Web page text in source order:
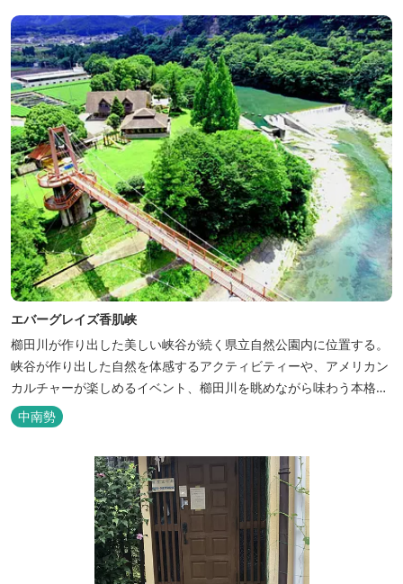
っぷりの丼ぶり。 松阪の観光情報は、松阪観光インフォメ...
エバーグレイズ香肌峡
櫛田川が作り出した美しい峡谷が続く県立自然公園内に位置する。
峡谷が作り出した自然を体感するアクティビティーや、アメリカン
カルチャーが楽しめるイベント、櫛田川を眺めながら味わう本格的
なアメリカンＢＢＱを体験することができる。 松阪の観光情報は、
松阪観光インフォメーションサイト ワクワ...
中南勢